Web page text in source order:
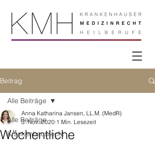
Beitrag
Alle Beiträge
Krankenhausrecht
Alle Beiträge
Wöchentliche
Anna Katharina Jansen, LL.M. (MedR)
3. Nov. 2020 1 Min. Lesezeit